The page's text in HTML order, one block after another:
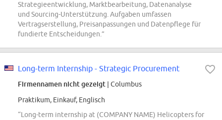
Strategieentwicklung, Marktbearbeitung, Datenanalyse
und Sourcing-Unterstützung. Aufgaben umfassen
Vertragserstellung, Preisanpassungen und Datenpflege für
fundierte Entscheidungen.”
Long-term Internship - Strategic Procurement
Firmennamen nicht gezeigt | Columbus
Praktikum, Einkauf, Englisch
“Long-term internship at (COMPANY NAME) Helicopters for